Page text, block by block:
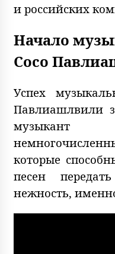
и российских
Начало
Сосо
Успех
Павлиашлвили
которые
песен
нежность,